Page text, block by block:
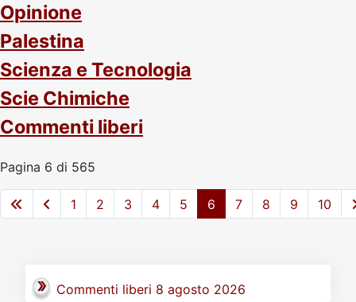
Opinione
Palestina
Scienza e Tecnologia
Scie Chimiche
Commenti liberi
Pagina 6 di 565
1 2 3 4 5 6 7 8 9 10
Commenti liberi 8 agosto 2026